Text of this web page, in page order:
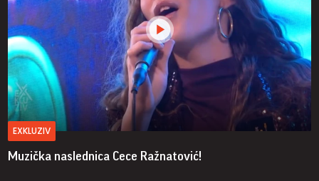
EXKLUZIV
Muzička naslednica Cece Ražnatović!